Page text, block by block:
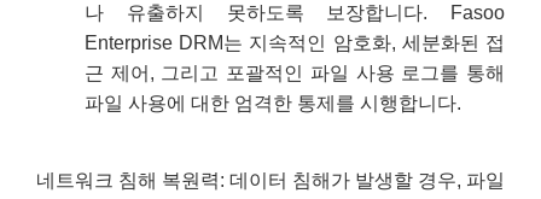
나 유출하지 못하도록 보장합니다. Fasoo
Enterprise DRM는 지속적인 암호화, 세분화된 접
근 제어, 그리고 포괄적인 파일 사용 로그를 통해
파일 사용에 대한 엄격한 통제를 시행합니다.
네트워크 침해 복원력: 데이터 침해가 발생할 경우, 파일